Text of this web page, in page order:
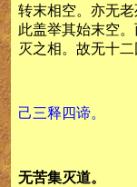
转末相空。亦无老
此盖举其始末空
灭之相。故无十二
己三释四谛。
无苦集灭道。